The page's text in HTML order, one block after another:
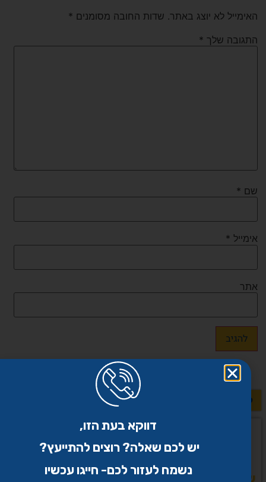
האימייל לא יוצג באתר. שדות החובה מסומנים *
התגובה שלך *
שם *
אימייל *
אתר
לשאלות נוספות >>
שיתוף
דווקא בעת הזו,
יש לכם שאלה? רוצים להתייעץ?
נשמח לעזור לכם- חייגו עכשיו